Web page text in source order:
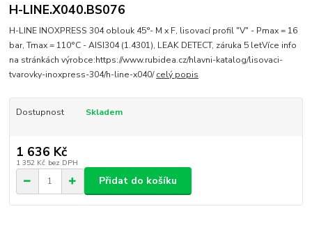
H-LINE.X040.BS076
H-LINE INOXPRESS 304 oblouk 45°- M x F, lisovací profil "V" - Pmax = 16
bar, Tmax = 110°C - AISI304 (1.4301), LEAK DETECT, záruka 5 letVíce info
na stránkách výrobce:https://www.rubidea.cz/hlavni-katalog/lisovaci-
tvarovky-inoxpress-304/h-line-x040/celý popis
Dostupnost Skladem
1 636 Kč
1 352 Kč bez DPH
Přidat do košíku